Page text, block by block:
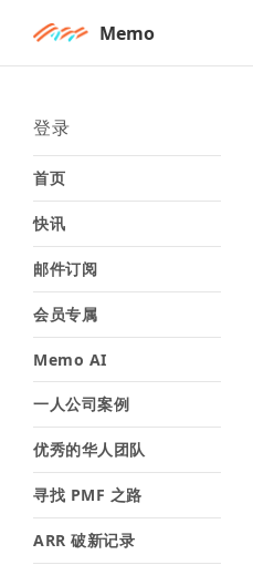
Memo
登录
首页
快讯
邮件订阅
会员专属
Memo AI
一人公司案例
优秀的华人团队
寻找 PMF 之路
ARR 破新记录